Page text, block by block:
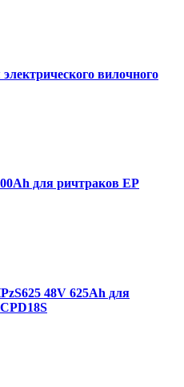
вилочного
для ричтраков EP
48V 625Ah для